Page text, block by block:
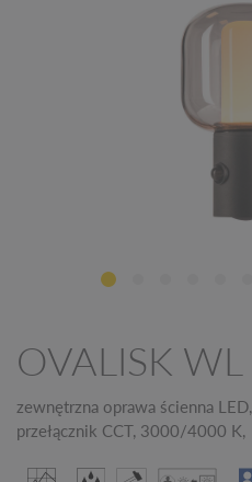
OVALISK
zewnętrzna oprawa ścienna
przełącznik CCT, 3000/4000 K,